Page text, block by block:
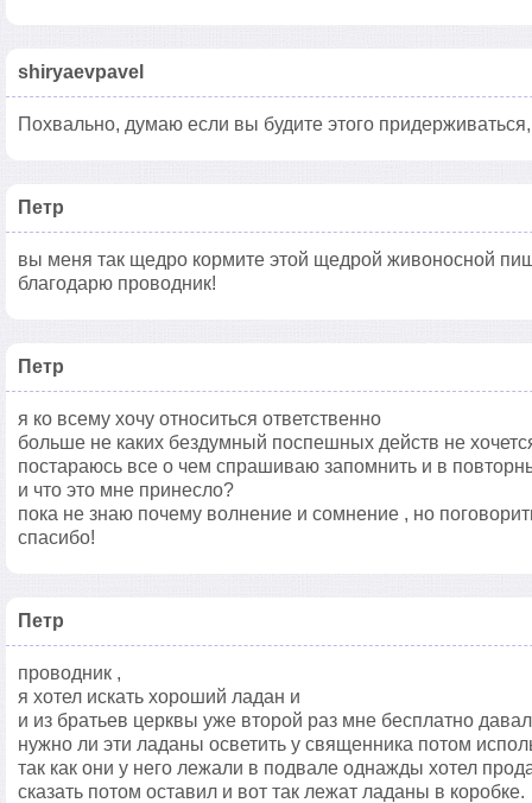
shiryaevpavel
Похвально, думаю если вы будите этого придерживаться,
Петр
вы меня так щедро кормите этой щедрой живоносной
благодарю проводник!
Петр
я ко всему хочу относиться ответственно
больше не каких бездумный поспешных действ не
постараюсь все о чем спрашиваю запомнить и в
и что это мне принесло?
пока не знаю почему волнение и сомнение , но
спасибо!
Петр
проводник ,
я хотел искать хороший ладан и
и из братьев церквы уже второй раз мне бесплатно
нужно ли эти ладаны осветить у священника потом
так как они у него лежали в подвале однажды хотел
сказать потом оставил и вот так лежат ладаны в коробке.